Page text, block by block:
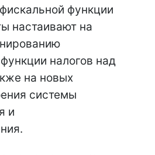
функции
настаивают на
налогов над
на новых
системы
и